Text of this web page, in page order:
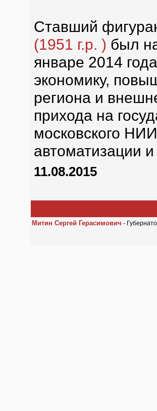
Ставший
(1951 г.р. ) был
январе 2014
экономику,
региона и
прихода на
московского
автоматизации
11.08.2015
Митин Сергей Герасимович -